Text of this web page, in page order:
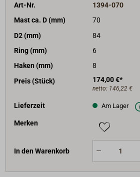
Art-Nr.
1394-070
Mast ca. D (mm)
70
D2 (mm)
84
Ring (mm)
6
Haken (mm)
8
Preis (Stück)
174,00 €*
netto: 146,22 €
Lieferzeit Am Lager
Merken
In den Warenkorb